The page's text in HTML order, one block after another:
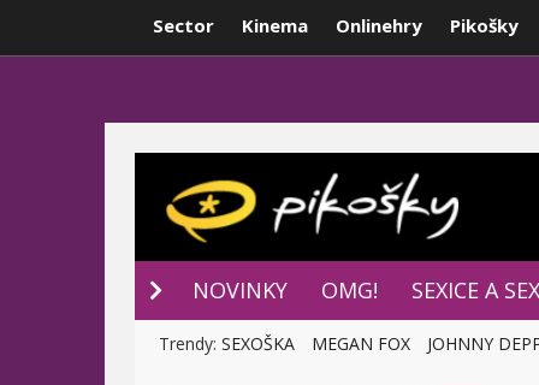
Sector Kinema Onlinehry Pikošky
NOVINKY OMG! SEXICE A
Trendy: SEXOŠKA MEGAN FOX JOHNNY